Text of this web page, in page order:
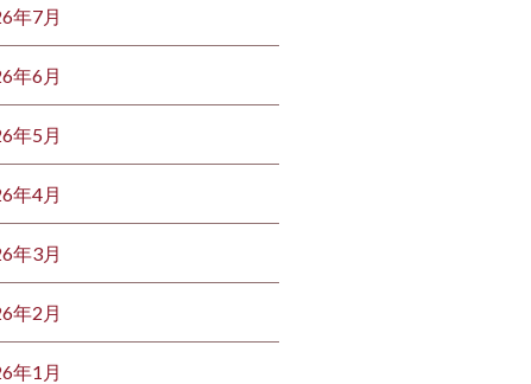
年7月
年6月
年5月
年4月
年3月
年2月
年1月